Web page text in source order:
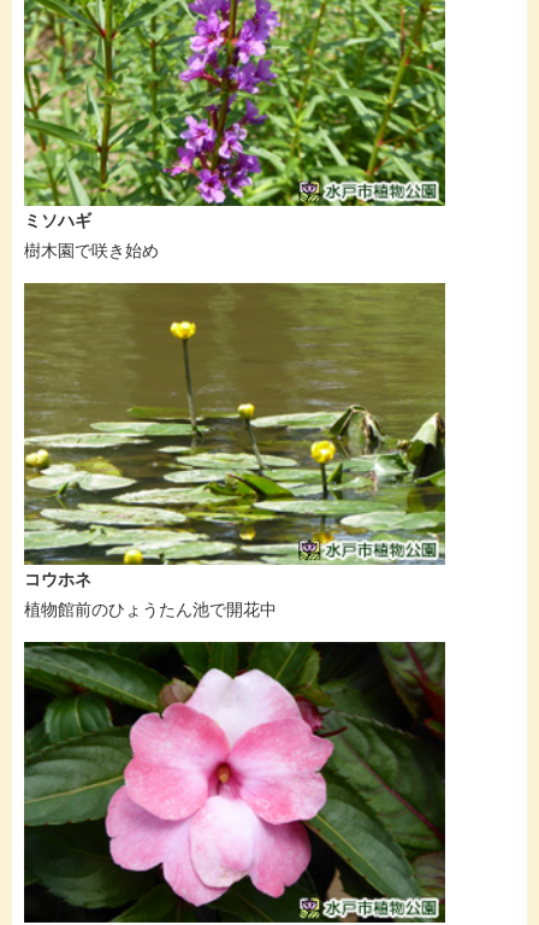
ミソハギ
樹木園で咲き始め
コウホネ
植物館前のひょうたん池で開花中